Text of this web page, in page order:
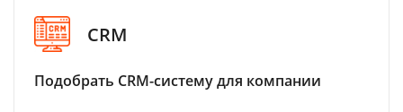
CRM
Подобрать CRM-систему для компании